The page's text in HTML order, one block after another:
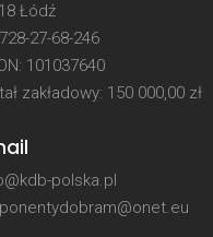
Łódź
27-68-246
101037640
zakładowy: 150 000,00 zł
polska.pl